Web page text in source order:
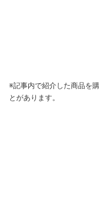
※記事内で紹介した商品を
とがあります。